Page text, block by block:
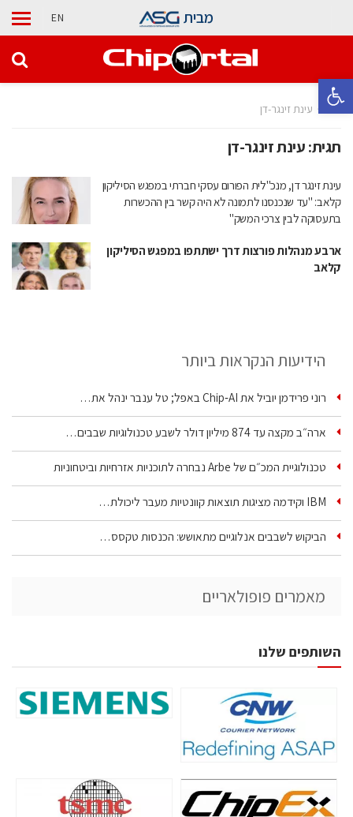
פתח סרגל נגישות
מבית EN
בית עינת זינגר-דן
תגית:עינת זינגר-דן
עינת זינגר דן, מנכ"לית הפורום עסקי חברתי במפגש הסיליקון
קלאב: "עד שנכנסנו לתמונה לא היה קשר בין ההכשרות
בתעסוקה לבין צרכי המשק"
ארבע מנהלות פורצות דרך ישתתפו במפגש הסיליקון
קלאב
הידיעות הנקראות ביותר
רוני פרידמן יוביל את Chip‑AI באפל; טל ענבר ינהל את…
ארה״ב מקצה עד 874 מיליון דולר לשבע טכנולוגיות שבבים…
טכנולוגיית המכ״ם של Arbe נבחרה לתוכניות אזרחיות וביטחוניות
IBM וקידמה מציגות תוצאות קוונטיות מעבר ליכולת…
הביקוש לשבבים אנלוגיים מתאושש: הכנסות טקסס…
מאמרים פופולאריים
השותפים שלנו